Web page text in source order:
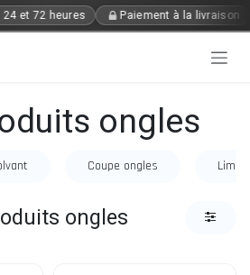
et 72 heures Paiement à la livraison
ongles
Coupe ongles Limes
ongles